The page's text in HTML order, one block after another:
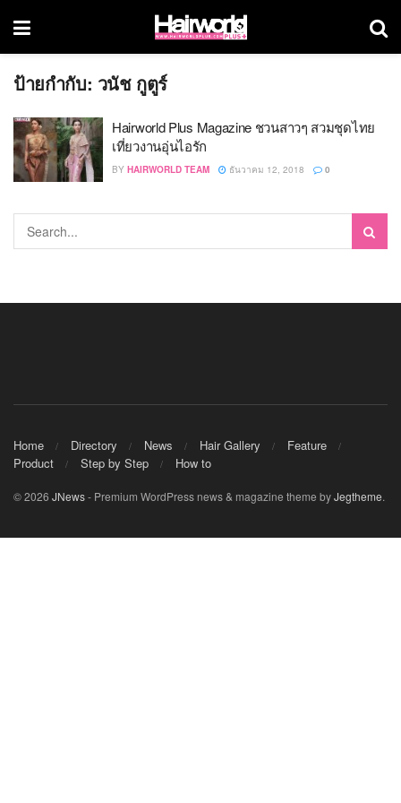
ป้ายกำกับ: วนัช กูตูร์
Hairworld Plus Magazine ชวนสาวๆ สวมชุดไทย
เที่ยวงานอุ่นไอรัก
BY HAIRWORLD TEAM ธันวาคม 12, 2018 0
Home Directory News Hair Gallery
Feature
Product
Step by Step How to
© 2026 JNews- Premium WordPress news & magazine theme byJegtheme.